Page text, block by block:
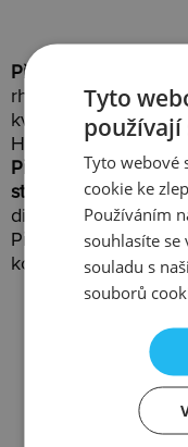
Přívěsky Hot
rhodiovaného nebo
kvality(925/1000).
Hot Diamonds.
Přívěsky jsou
stříbrným řetízkem.
diamantem s
Přívěsky Hot
kolekce -
Tyto
používají
Tyto webové
cookie ke
Používáním
souhlasíte
souladu s
souborů